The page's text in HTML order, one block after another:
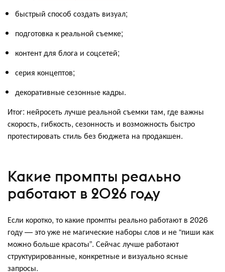
быстрый способ создать визуал;
подготовка к реальной съемке;
контент для блога и соцсетей;
серия концептов;
декоративные сезонные кадры.
Итог: нейросеть лучше реальной съемки там, где важны
скорость, гибкость, сезонность и возможность быстро
протестировать стиль без бюджета на продакшен.
Какие промпты реально
работают в 2026 году
Если коротко, то какие промпты реально работают в 2026
году — это уже не магические наборы слов и не “пиши как
можно больше красоты”. Сейчас лучше работают
структурированные, конкретные и визуально ясные
запросы.